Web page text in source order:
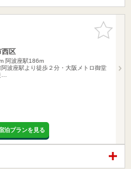
お気に入
りに追加
西区
阿波座駅186m
波座駅より徒歩２分・大阪メトロ御堂
泊プランを見る